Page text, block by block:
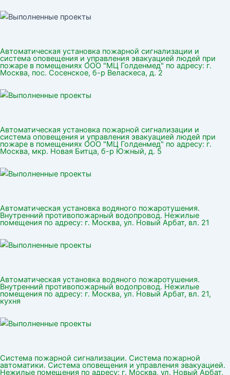
Автоматическая установка пожарной сигнализации и
система оповещения и управления эвакуацией людей при
пожаре в помещениях ООО "МЦ Голденмед" по адресу: г.
Москва, пос. Сосенское, б-р Веласкеса, д. 2
Автоматическая установка пожарной сигнализации и
система оповещения и управления эвакуацией людей при
пожаре в помещениях ООО "МЦ Голденмед" по адресу: г.
Москва, мкр. Новая Битца, б-р Южный, д. 5
Автоматическая установка водяного пожаротушения.
Внутренний противопожарный водопровод. Нежилые
помещения по адресу: г. Москва, ул. Новый Арбат, вл. 21
Автоматическая установка водяного пожаротушения.
Внутренний противопожарный водопровод. Нежилые
помещения по адресу: г. Москва, ул. Новый Арбат, вл. 21,
кухня
Система пожарной сигнализации. Система пожарной
автоматики. Система оповещения и управления эвакуацией.
Нежилые помещения по адресу: г. Москва, ул. Новый Арбат,